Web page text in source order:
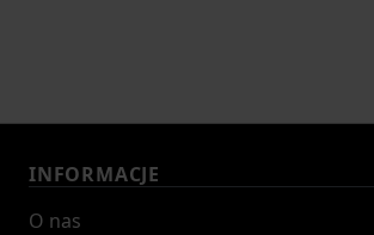
INFORMACJE
O nas